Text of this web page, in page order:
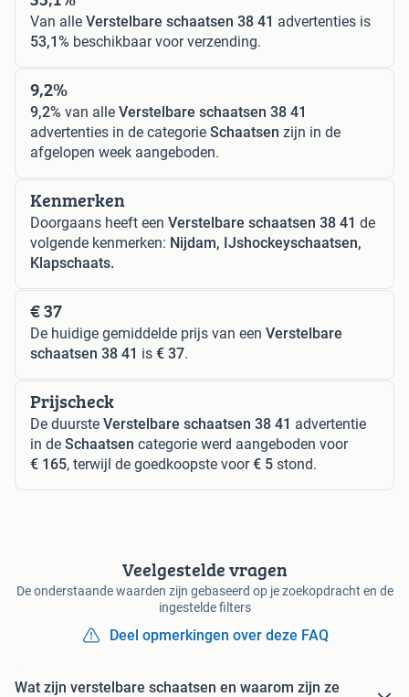
Van alle Verstelbare schaatsen 38 41 advertenties is
53,1% beschikbaar voor verzending.
9,2%
9,2% van alle Verstelbare schaatsen 38 41
advertenties in de categorie Schaatsen zijn in de
afgelopen week aangeboden.
Kenmerken
Doorgaans heeft een Verstelbare schaatsen 38 41 de
volgende kenmerken: Nijdam, IJshockeyschaatsen,
Klapschaats.
€ 37
De huidige gemiddelde prijs van een Verstelbare
schaatsen 38 41 is € 37.
Prijscheck
De duurste Verstelbare schaatsen 38 41 advertentie
in de Schaatsen categorie werd aangeboden voor
€ 165, terwijl de goedkoopste voor€ 5 stond.
Veelgestelde vragen
De onderstaande waarden zijn gebaseerd op je zoekopdracht en de
ingestelde filters
Deel opmerkingen over deze FAQ
Wat zijn verstelbare schaatsen en waarom zijn ze